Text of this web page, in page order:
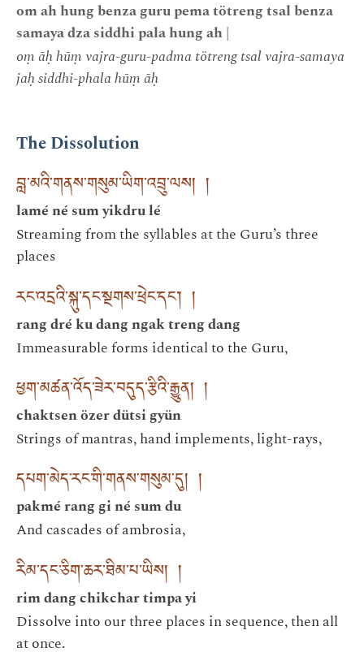
om ah hung benza guru pema tötreng tsal benza
samaya dza siddhi pala hung ah |
oṃ āḥ hūṃ vajra-guru-padma tötreng tsal vajra-samaya
jaḥ siddhi-phala hūṃ āḥ
The Dissolution
བླ་མའི་གནས་གསུམ་ཡིག་འབྲུ་ལས། །
lamé né sum yikdru lé
Streaming from the syllables at the Guru’s three
places
རང་འདྲའི་སྐུ་དང་སྔགས་ཕྲེང་དང་། །
rang dré ku dang ngak treng dang
Immeasurable forms identical to the Guru,
ཕྱག་མཚན་འོད་ཟེར་བདུད་རྩིའི་རྒྱུན། །
chaktsen özer dütsi gyün
Strings of mantras, hand implements, light-rays,
དཔག་མེད་རང་གི་གནས་གསུམ་དུ། །
pakmé rang gi né sum du
And cascades of ambrosia,
རིམ་དང་ཅིག་ཆར་ཐིམ་པ་ཡིས། །
rim dang chikchar timpa yi
Dissolve into our three places in sequence, then all
at once.